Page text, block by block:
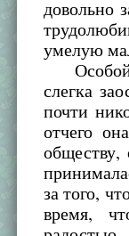
довольно
умелую
Особой
слегка
почти
отчего
обществу,
за того,
время,